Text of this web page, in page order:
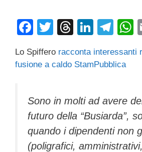
F
c
o
o
k
T
tt
T
e
s
Li
k
n
T
e
m p
p
Lo Spiffero racconta interessanti
fusione a caldo StamPubblica
Sono in molti ad avere
futuro della “Busiarda”,
quando i dipendenti non
(poligrafici,